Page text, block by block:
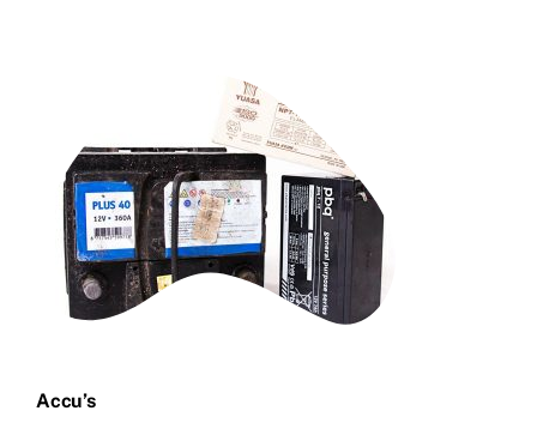
Accu’s